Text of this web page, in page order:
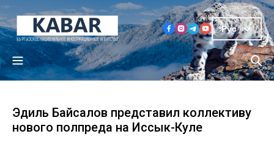
Рус
Эдиль Байсалов представил коллективу
нового полпреда на Иссык-Куле